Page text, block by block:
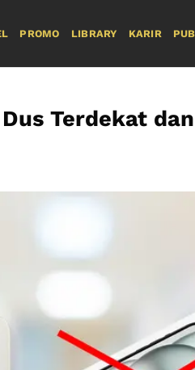
PROMO LIBRARY KARIR
Terdekat